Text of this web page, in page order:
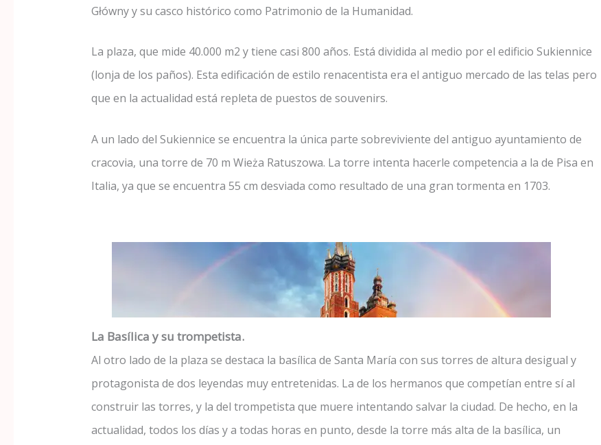
Główny y su casco histórico como Patrimonio de la Humanidad.
La plaza, que mide 40.000 m2 y tiene casi 800 años. Está dividida al medio por el edificio Sukiennice
(lonja de los paños). Esta edificación de estilo renacentista era el antiguo mercado de las telas pero
que en la actualidad está repleta de puestos de souvenirs.
A un lado del Sukiennice se encuentra la única parte sobreviviente del antiguo ayuntamiento de
cracovia, una torre de 70 m Wieża Ratuszowa. La torre intenta hacerle competencia a la de Pisa en
Italia, ya que se encuentra 55 cm desviada como resultado de una gran tormenta en 1703.
La Basílica y su trompetista.
Al otro lado de la plaza se destaca la basílica de Santa María con sus torres de altura desigual y
protagonista de dos leyendas muy entretenidas. La de los hermanos que competían entre sí al
construir las torres, y la del trompetista que muere intentando salvar la ciudad. De hecho, en la
actualidad, todos los días y a todas horas en punto, desde la torre más alta de la basílica, un